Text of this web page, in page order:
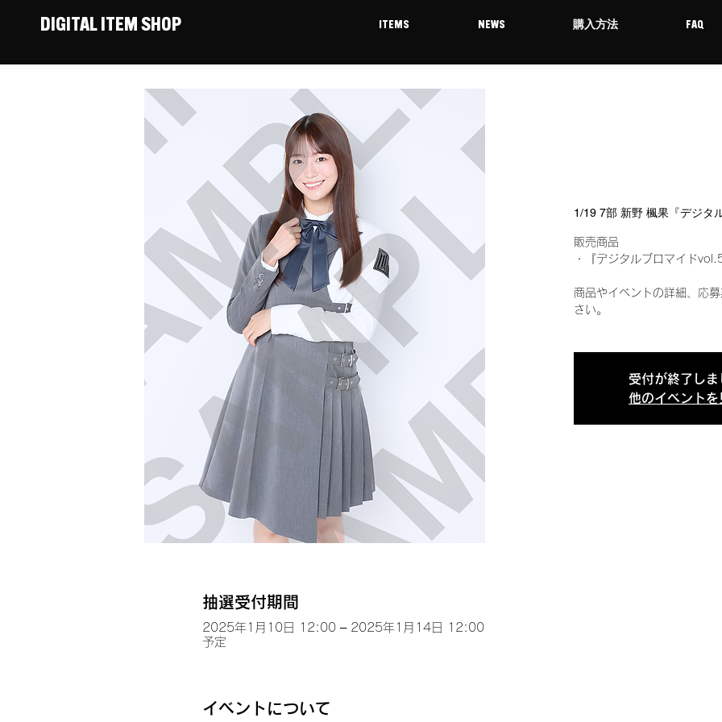
DIGITAL ITEM SHOP ITEMS NEWS 購入方法 FAQ
1/19 7部 新野 楓果『デジタ
販売商品
・『デジタルブロマイド
商品やイベントの詳細、応
さい。
受付が終了しま
他のイベントを
抽選受付期間
2025年1月10日 12:00 – 2025年1月14日 12:00
予定
イベントについて